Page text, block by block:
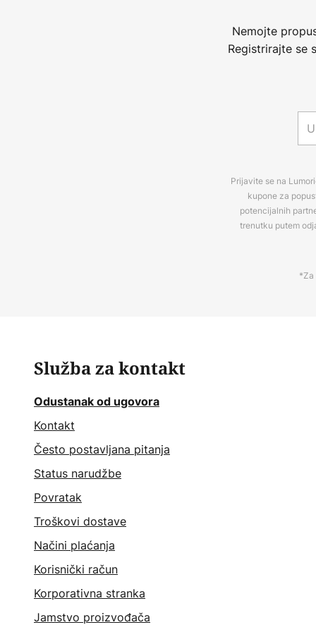
Nemojte
Registrirajte se
Prijavite se na
kupone za
potencijalnih
trenutku putem
*Za
Služba za kontakt
Odustanak od ugovora
Kontakt
Često postavljana pitanja
Status narudžbe
Povratak
Troškovi dostave
Načini plaćanja
Korisnički račun
Korporativna stranka
Jamstvo proizvođača